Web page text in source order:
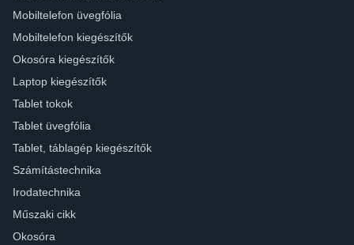
Mobiltelefon üvegfólia
Mobiltelefon kiegészítők
Okosóra kiegészítők
Laptop kiegészítők
Tablet tokok
Tablet üvegfólia
Tablet, táblagép kiegészítők
Számítástechnika
Irodatechnika
Műszaki cikk
Okosóra